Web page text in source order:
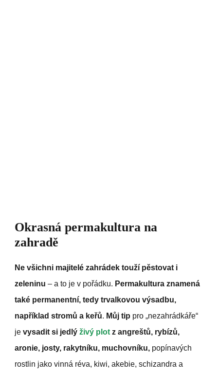
Okrasná permakultura na
zahradě
Ne všichni majitelé zahrádek touží pěstovat i
zeleninu – a to je v pořádku. Permakultura znamená
také permanentní, tedy trvalkovou výsadbu,
například stromů a keřů. Můj tip pro „nezahrádkáře“
je vysadit si jedlý živý plot z angreštů, rybízů,
aronie, josty, rakytníku, muchovníku, popínavých
rostlin jako vinná réva, kiwi, akebie, schizandra a